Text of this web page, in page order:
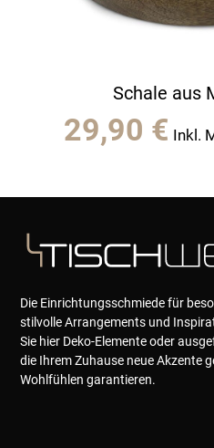
Schale aus
29,90 € Inkl.
Die Einrichtungsschmiede für
stilvolle Arrangements und
Sie hier Deko-Elemente oder
die Ihrem Zuhause neue Akzente
Wohlfühlen garantieren.